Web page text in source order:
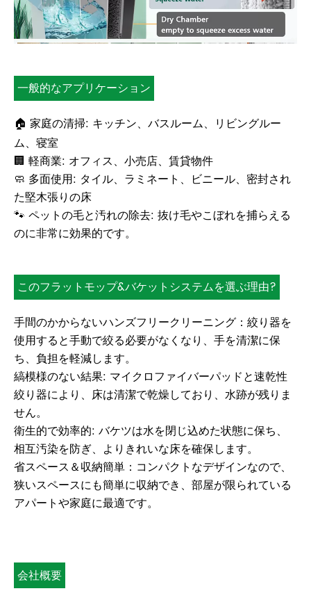
一般的なアプリケーション
🏠 家庭の清掃: キッチン、バスルーム、リビングルー
ム、寝室
🏢 軽商業: オフィス、小売店、賃貸物件
🧼 多面使用: タイル、ラミネート、ビニール、密封され
た堅木張りの床
🐾 ペットの毛と汚れの除去: 抜け毛やこぼれを捕らえる
のに非常に効果的です。
このフラットモップ&バケットシステムを選ぶ理由?
手間のかからないハンズフリークリーニング：絞​​り器を
使用すると手動で絞る必要がなくなり、手を清潔に保
ち、負担を軽減します。
縞模様のな​​い結果: マイクロファイバーパッドと速乾性
絞り器により、床は清潔で乾燥しており、水跡が残りま
せん。
衛生的で効率的: バケツは水を閉じ込めた状態に保ち、
相互汚染を防ぎ、よりきれいな床を確保します。
省スペース＆収納簡単：コンパクトなデザインなので、
狭いスペースにも簡単に収納でき、部屋が限られている
アパートや家庭に最適です。
会社概要